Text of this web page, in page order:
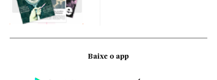
Baixe o app